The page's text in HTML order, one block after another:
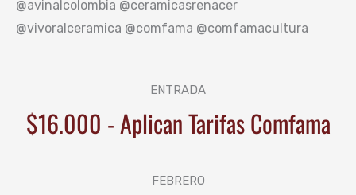
@avinalcolombia @ceramicasrenacer
@vivoralceramica @comfama @comfamacultura
ENTRADA
$16.000 - Aplican Tarifas Comfama
FEBRERO